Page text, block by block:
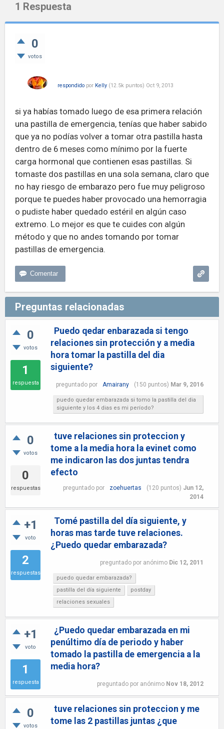
1 Respuesta
0
votos
respondido por Kelly (12.5k puntos) Oct 9, 2013
si ya habías tomado luego de esa primera relación
una pastilla de emergencia, tenías que haber sabido
que ya no podías volver a tomar otra pastilla hasta
dentro de 6 meses como mínimo por la fuerte
carga hormonal que contienen esas pastillas. Si
tomaste dos pastillas en una sola semana, claro que
no hay riesgo de embarazo pero fue muy peligroso
porque te puedes haber provocado una hemorragia
o pudiste haber quedado estéril en algún caso
extremo. Lo mejor es que te cuides con algún
método y que no andes tomando por tomar
pastillas de emergencia.
Preguntas relacionadas
0
votos
1
respuesta
Puedo qedar enbarazada si tengo
relaciones sin protección y a media
hora tomar la pastilla del dia
siguiente?
preguntado por Amairany (150 puntos) Mar 9, 2016
puedo quedar embarazada si tomo la pastilla del dia
siguiente y los 4 dias es mi período?
0
votos
0
respuestas
tuve relaciones sin proteccion y
tome a la media hora la evinet como
me indicaron las dos juntas tendra
efecto
preguntado por zoehuertas (120 puntos) Jun 12,
2014
+1
voto
2
respuestas
Tomé pastilla del día siguiente, y
horas mas tarde tuve relaciones.
¿Puedo quedar embarazada?
preguntado por anónimo Dic 12, 2011
puedo quedar embarazada?
pastilla del día siguiente
postday
relaciones sexuales
+1
voto
1
respuesta
¿Puedo quedar embarazada en mi
penúltimo día de periodo y haber
tomado la pastilla de emergencia a la
media hora?
preguntado por anónimo Nov 18, 2012
0
votos
tuve relaciones sin proteccion y me
tome las 2 pastillas juntas ¿que